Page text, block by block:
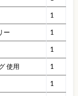
1
ー 1
1
使用 1
1